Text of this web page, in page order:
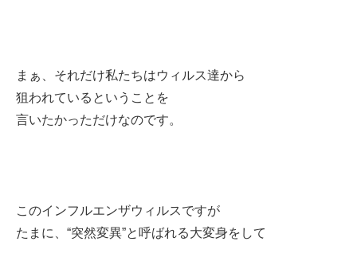
まぁ、それだけ私たちはウィルス達から
狙われているということを
言いたかっただけなのです。
このインフルエンザウィルスですが
たまに、“突然変異”と呼ばれる大変身をして